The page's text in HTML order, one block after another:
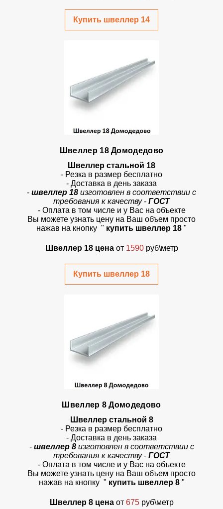
Купить швеллер 14
Швеллер 18 Домодедово
Швеллер стальной 18
- Резка в размер бесплатно
- Доставка в день заказа
- швеллер 18 изготовлен в соответствии с
требования к качеству - ГОСТ
- Оплата в том числе и у Вас на объекте
Вы можете узнать цену на Ваш объем просто
нажав на кнопку " купить швеллер 18 "
Швеллер 18 цена от1590 руб\метр
Купить швеллер 18
Швеллер 8 Домодедово
Швеллер стальной 8
- Резка в размер бесплатно
- Доставка в день заказа
- швеллер 8изготовлен в соответствии с
требования к качеству - ГОСТ
- Оплата в том числе и у Вас на объекте
Вы можете узнать цену на Ваш объем просто
нажав на кнопку " купить швеллер 8 "
Швеллер 8 цена от 675 руб\метр